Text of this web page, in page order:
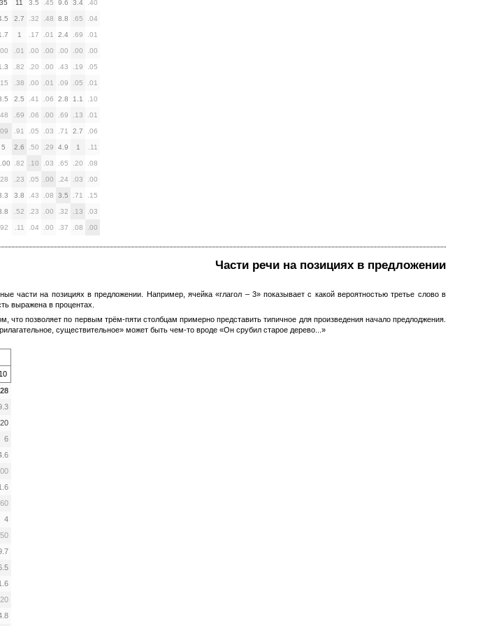
35 11 3.5 .45 9.6 3.4 .40
2.7 .32 .48 8.8 .65 .04
1 .17 .01 2.4 .69 .01
.00 .01 .00 .00 .00 .00 .00
.82 .20 .00 .43 .19 .05
.15 .38 .00 .01 .09 .05 .01
2.5 .41 .06 2.8 1.1 .10
.48 .69 .06 .00 .69 .13 .01
.09 .91 .05 .03 .71 2.7 .06
5 2.6 .50 .29 4.9 1 .11
.82 .10 .03 .65 .20 .08
.28 .23 .05 .00 .24 .03 .00
3.8 .43 .08 3.5 .71 .15
.52 .23 .00 .32 .13 .03
.92 .11 .04 .00 .37 .08 .00
Части речи на позициях в предложении
части на позициях в предложении. Например, ячейка «глагол – 3» показывает с какой вероятностью третье слово в
выражена в процентах.
позволяет по первым трём-пяти столбцам примерно представить типичное для произведения начало предлоджения.
существительное» может быть чем-то вроде «Он срубил старое дерево...»
10
28
20
6
.00
.60
4
.50
.20